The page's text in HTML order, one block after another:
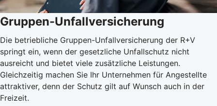
Gruppen-Unfallversicherung
Die betriebliche Gruppen-Unfallversicherung der R+V
springt ein, wenn der gesetzliche Unfallschutz nicht
ausreicht und bietet viele zusätzliche Leistungen.
Gleichzeitig machen Sie Ihr Unternehmen für Angestellte
attraktiver, denn der Schutz gilt auf Wunsch auch in der
Freizeit.